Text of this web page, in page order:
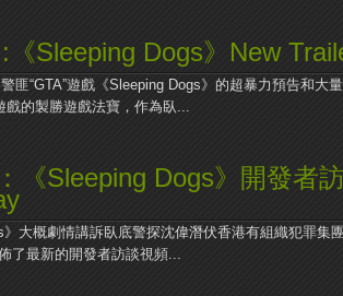
《Sleeping Dogs》New
匪“GTA”遊戲《Sleeping Dogs》的超暴力預告和大
戲的製勝遊戲法寶，作為臥...
《Sleeping Dogs》開發者
》大概劇情講訴臥底警探沈偉潛伏香港有組織犯罪集
了最新的開發者訪談視頻...